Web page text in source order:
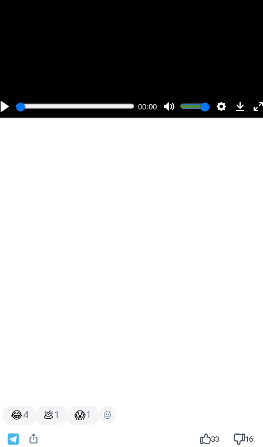
00:00
😂4 💩1 😱1
33 16